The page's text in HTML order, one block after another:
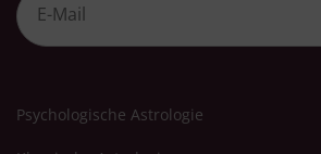
Psychologische Astrologie